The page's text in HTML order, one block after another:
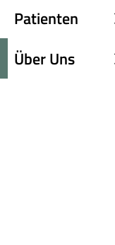
Patienten
Über Uns